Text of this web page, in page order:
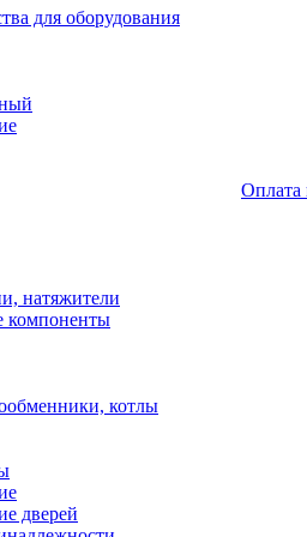
для оборудования
натяжители
компоненты
котлы
дверей
Оплата